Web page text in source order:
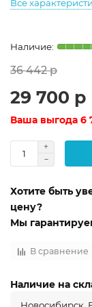
Все
36 442 р
29 700 р
Ваша выгода 6
Хотите быть
цену?
Мы
В сравнение
Наличие на
Новосибирск,